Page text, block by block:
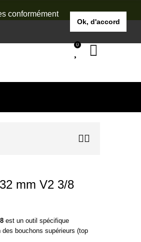
conformément
Ok, d'accord
0
mm V2 3/8
est un outil spécifique
des bouchons supérieurs (top